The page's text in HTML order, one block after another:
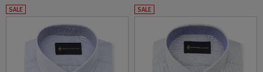
SALE SALE